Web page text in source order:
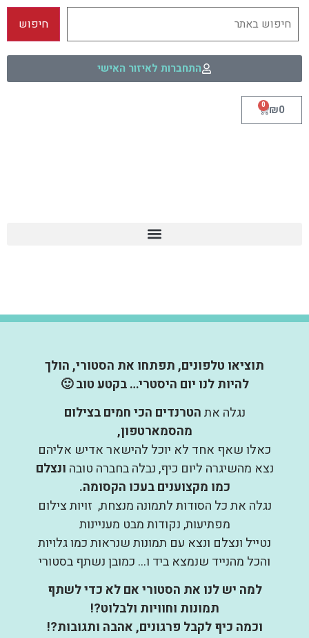
התחברות לאיזור האישי
₪0
0
תוציאו טלפונים, תפתחו את הסטורי, הולך
להיות לנו יום היסטרי… בקטע טוב 🙂
נגלה אתהטרנדים הכי חמים בצילום
מהסמארטפון,
כאלו שאף אחד לא יוכל להישאר אדיש אליהם
נצא מהשיגרה ליום כיף, נבלה בחברה טובה ונצלם
כמו מקצוענים בעכו הקסומה.
נגלה את כל הסודות לתמונה מנצחת, זויות צילום
מפתיעות, נקודות מבט מעניינות
נטייל ונצלם ונצא עם תמונות שנראות כמו גלויות
והכל מהנייד שנמצא ביד ו… כמובן נשתף בסטורי
למה יש לנו את הסטורי אם לא כדי לשתף
תמונות וחוויות ולבלוט?!
וכמה כיף לקבל פרגונים, אהבה ותגובות?!